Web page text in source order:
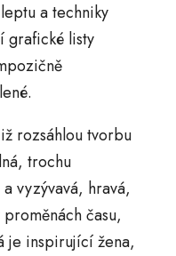
a techniky
grafické listy
rozsáhlou tvorbu
trochu
vyzývavá, hravá,
času,
je inspirující žena,